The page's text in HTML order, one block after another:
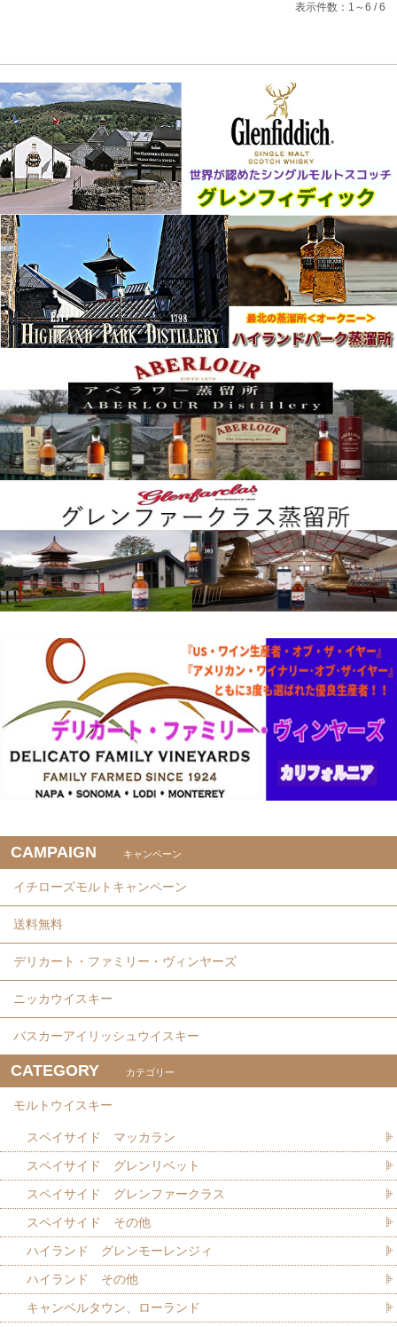
表示件数：1～6 / 6
CAMPAIGN キャンペーン
イチローズモルトキャンペーン
送料無料
デリカート・ファミリー・ヴィンヤーズ
ニッカウイスキー
バスカーアイリッシュウイスキー
CATEGORY カテゴリー
モルトウイスキー
スペイサイド マッカラン
スペイサイド グレンリベット
スペイサイド グレンファークラス
スペイサイド その他
ハイランド グレンモーレンジィ
ハイランド その他
キャンベルタウン、ローランド